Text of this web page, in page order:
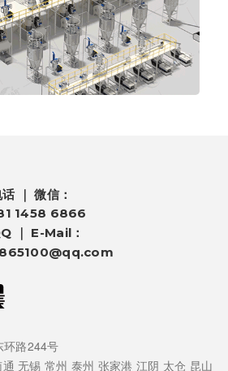
｜ 微信：
1458 6866
｜ E-Mail：
环路244号
无锡 常州 泰州 张家港 江阴 太仓 昆山